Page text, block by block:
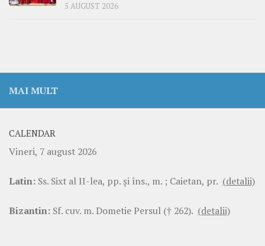
5 AUGUST 2026
MAI MULT
CALENDAR
Vineri, 7 august 2026
Latin: Ss. Sixt al II-lea, pp. şi îns., m. ; Caietan, pr. (detalii)
Bizantin: Sf. cuv. m. Dometie Persul († 262). (detalii)